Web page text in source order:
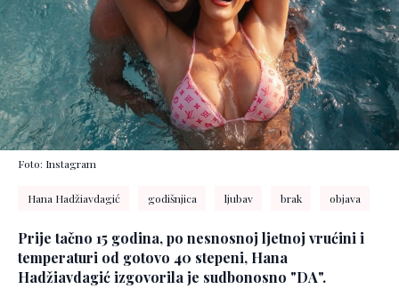
Foto: Instagram
Hana Hadžiavdagić godišnjica ljubav brak objava
Prije tačno 15 godina, po nesnosnoj ljetnoj vrućini i
temperaturi od gotovo 40 stepeni, Hana
Hadžiavdagić izgovorila je sudbonosno "DA".